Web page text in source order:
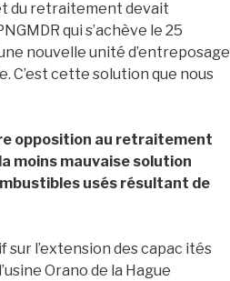
du retraitement devait
qui s’achève le 25
nouvelle unité d’entreposage
C’est cette solution que nous
opposition au retraitement
moins mauvaise solution
usés résultant de
l’extension des capac ités
Orano de la Hague